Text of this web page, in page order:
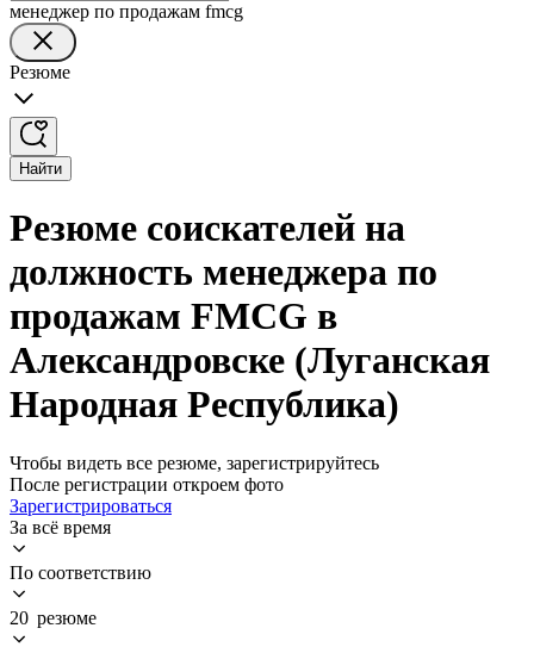
менеджер по продажам fmcg
Резюме
Найти
Резюме соискателей на
должность менеджера по
продажам FMCG в
Александровске (Луганская
Народная Республика)
Чтобы видеть все резюме, зарегистрируйтесь
После регистрации откроем фото
Зарегистрироваться
За всё время
По соответствию
20 резюме